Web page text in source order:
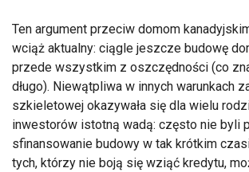
Ten argument przeciw domom
wciąż aktualny: ciągle jeszcze budowę
przede wszystkim z oszczędności (co
długo). Niewątpliwa w innych warunkach
szkieletowej okazywała się dla wielu
inwestorów istotną wadą: często nie byli
sfinansowanie budowy w tak krótkim
tych, którzy nie boją się wziąć kredytu,